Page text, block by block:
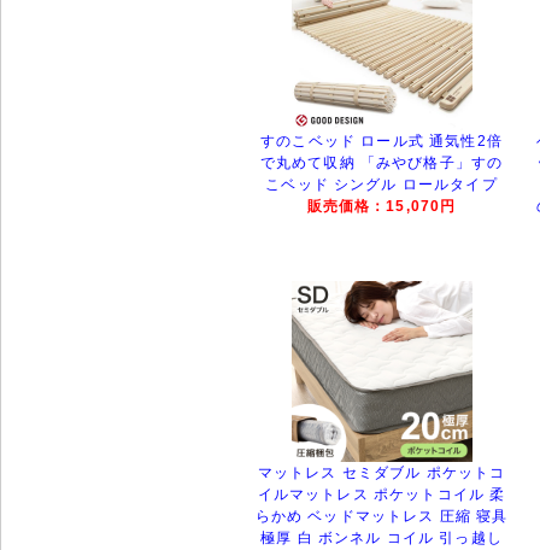
すのこベッド ロール式 通気性2倍
で丸めて収納 「みやび格子」すの
こベッド シングル ロールタイプ
販売価格：15,070円
マットレス セミダブル ポケットコ
イルマットレス ポケットコイル 柔
らかめ ベッドマットレス 圧縮 寝具
極厚 白 ボンネル コイル 引っ越し